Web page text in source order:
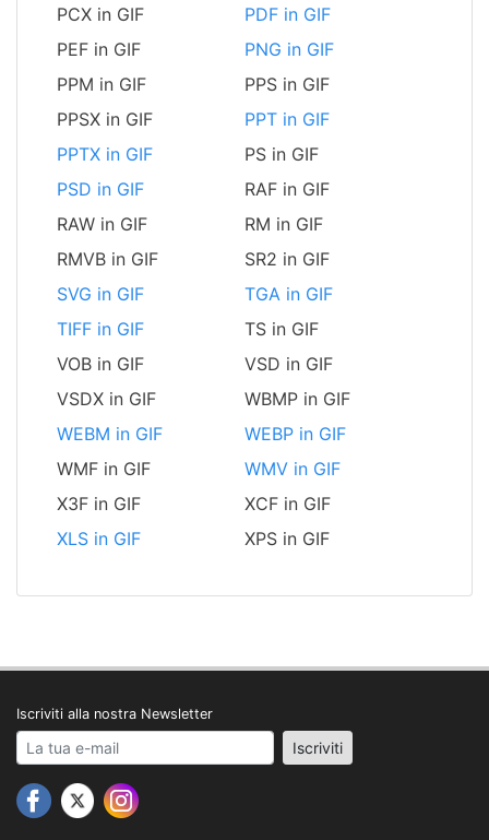
PCX in GIF
PDF in GIF
PEF in GIF
PNG in GIF
PPM in GIF
PPS in GIF
PPSX in GIF
PPT in GIF
PPTX in GIF
PS in GIF
PSD in GIF
RAF in GIF
RAW in GIF
RM in GIF
RMVB in GIF
SR2 in GIF
SVG in GIF
TGA in GIF
TIFF in GIF
TS in GIF
VOB in GIF
VSD in GIF
VSDX in GIF
WBMP in GIF
WEBM in GIF
WEBP in GIF
WMF in GIF
WMV in GIF
X3F in GIF
XCF in GIF
XLS in GIF
XPS in GIF
Iscriviti alla nostra Newsletter
Your email address Iscriviti